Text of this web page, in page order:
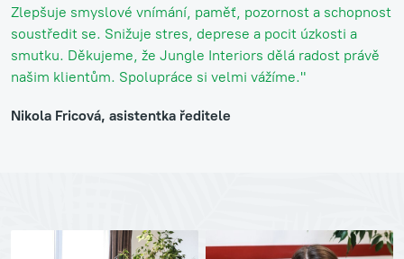
Zlepšuje smyslové vnímání, paměť, pozornost a schopnost
soustředit se. Snižuje stres, deprese a pocit úzkosti a
smutku. Děkujeme, že Jungle Interiors dělá radost právě
našim klientům. Spolupráce si velmi vážíme."
Nikola Fricová, asistentka ředitele